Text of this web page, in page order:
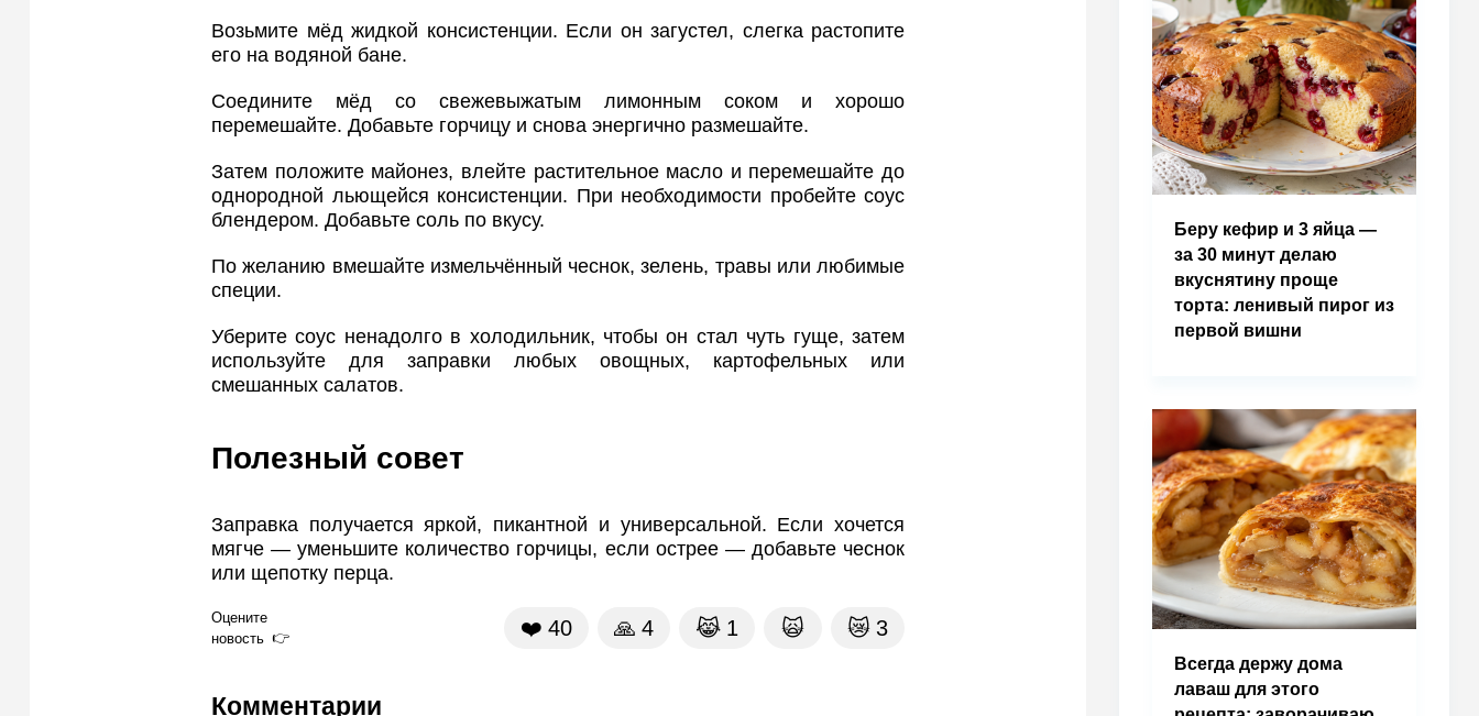
Возьмите мёд жидкой консистенции. Если он загустел, слегка растопите
его на водяной бане.
Соедините мёд со свежевыжатым лимонным соком и хорошо
перемешайте. Добавьте горчицу и снова энергично размешайте.
Затем положите майонез, влейте растительное масло и перемешайте до
однородной льющейся консистенции. При необходимости пробейте соус
блендером. Добавьте соль по вкусу.
По желанию вмешайте измельчённый чеснок, зелень, травы или любимые
специи.
Уберите соус ненадолго в холодильник, чтобы он стал чуть гуще, затем
используйте для заправки любых овощных, картофельных или
смешанных салатов.
Полезный совет
Заправка получается яркой, пикантной и универсальной. Если хочется
мягче — уменьшите количество горчицы, если острее — добавьте чеснок
или щепотку перца.
Оцените
новость
❤️ 40 🙏 4 😹 1 🙀 😿 3
Комментарии
Беру кефир и 3 яйца —
за 30 минут делаю
вкуснятину проще
торта: ленивый пирог из
первой вишни
Всегда держу дома
лаваш для этого